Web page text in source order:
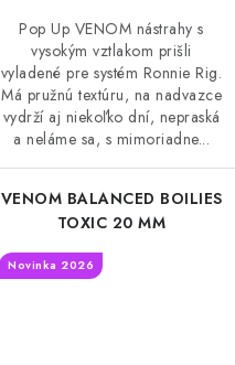
Pop Up VENOM nástrahy s
vysokým vztlakom prišli
vyladené pre systém Ronnie Rig.
Má pružnú textúru, na nadvazce
vydrží aj niekoľko dní, nepraská
a neláme sa, s mimoriadne...
VENOM BALANCED BOILIES
TOXIC 20 MM
Novinka 2026